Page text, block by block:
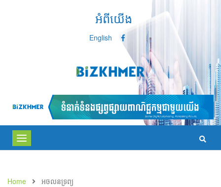
អំពីយើង
English
Toggle
navigation
Home អចលនទ្រព្យ